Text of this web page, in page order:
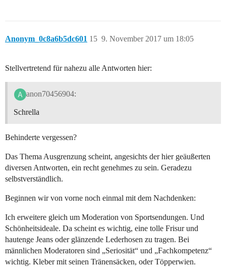
Anonym_0c8a6b5dc601 9. November 2017 um 18:05
15
Stellvertretend für nahezu alle Antworten hier:
anon70456904:
Schrella
Behinderte vergessen?
Das Thema Ausgrenzung scheint, angesichts der hier geäußerten
diversen Antworten, ein recht genehmes zu sein. Geradezu
selbstverständlich.
Beginnen wir von vorne noch einmal mit dem Nachdenken:
Ich erweitere gleich um Moderation von Sportsendungen. Und
Schönheitsideale. Da scheint es wichtig, eine tolle Frisur und
hautenge Jeans oder glänzende Lederhosen zu tragen. Bei
männlichen Moderatoren sind „Seriosität“ und „Fachkompetenz“
wichtig. Kleber mit seinen Tränensäcken, oder Töpperwien.